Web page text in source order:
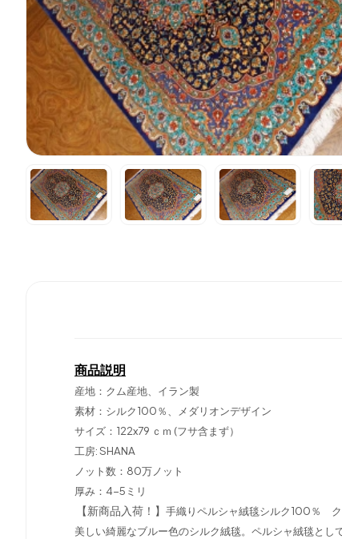
商品説明
産地：クム産地、イラン製
素材：シルク100％、メダリオンデザイン
サイズ：122x79 ｃｍ (フサ含まず）
工房: SHANA
ノット数：80万ノット
厚み：4-5ミリ
【新商品入荷！】 手織りペルシャ絨毯シルク100％ ク
美しい綺麗なブルー色のシルク絨毯。ペルシャ絨毯と